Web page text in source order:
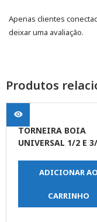
Apenas clientes
deixar uma avaliação.
Produtos
TORNEIRA BOIA
UNIVERSAL 1/2 E
ADICIONAR AO
CARRINHO